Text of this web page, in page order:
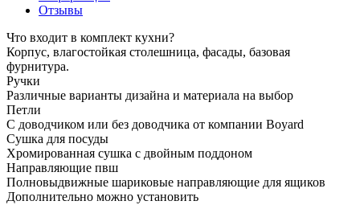
Отзывы
Что входит в комплект кухни?
Корпус, влагостойкая столешница, фасады, базовая
фурнитура.
Ручки
Различные варианты дизайна и материала на выбор
Петли
С доводчиком или без доводчика от компании Boyard
Сушка для посуды
Хромированная сушка с двойным поддоном
Направляющие пвш
Полновыдвижные шариковые направляющие для ящиков
Дополнительно можно установить